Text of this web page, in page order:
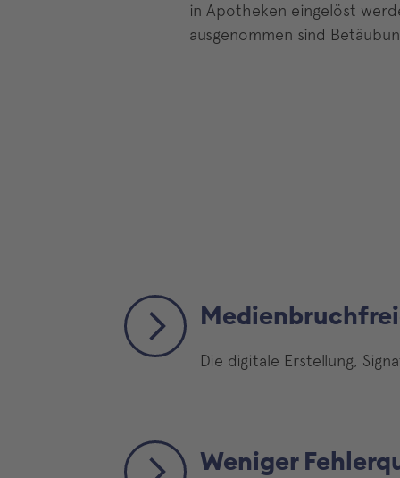
in Apotheken eingelöst
ausgenommen sind
Die digitale Erstellung,
Weniger